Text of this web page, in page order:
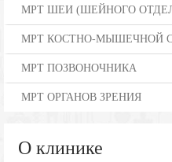
МРТ ШЕИ (ШЕЙНОГО
МРТ КОСТНО-МЫШЕЧНОЙ
МРТ ПОЗВОНОЧНИКА
МРТ ОРГАНОВ ЗРЕНИЯ
О клинике